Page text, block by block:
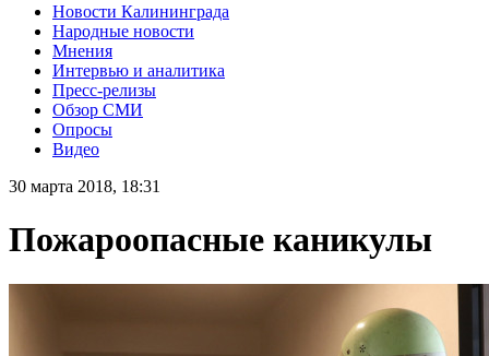
Новости Калининграда
Народные новости
Мнения
Интервью и аналитика
Пресс-релизы
Обзор СМИ
Опросы
Видео
30 марта 2018, 18:31
Пожароопасные каникулы